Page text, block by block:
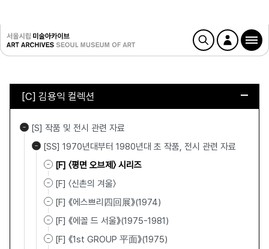
[C] 김용익 컬렉션
[S] 작품 및 전시 관련 자료
[SS] 1970년대부터 1980년대 초 작품, 전시 관련 자료
[F] 〈평면 오브제〉 시리즈
[F] 〈신촌의 겨울〉
[F] 《에스쁘리四回展》(1974)
[F] 《에꼴 드 서울》(1975-1981)
[F] 《1st GROUP 平面》(1975)